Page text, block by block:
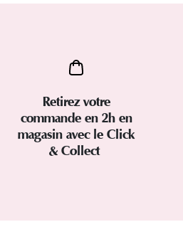
Retirez votre
commande en 2h en
magasin avec le Click
& Collect